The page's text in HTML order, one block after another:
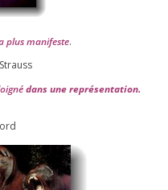
plus mani­feste.
dans une repré­sen­ta­tion.